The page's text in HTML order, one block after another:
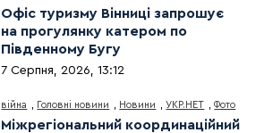
Офіс туризму Вінниці запрошує
на прогулянку катером по
Південному Бугу
7 Серпня, 2026, 13:12
війна Головні новини Новини ,УКР.НЕТ ,Фото
Міжрегіональний координаційний